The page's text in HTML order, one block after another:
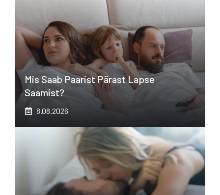
Mis Saab Paarist Pärast Lapse
Saamist?
8.08.2026